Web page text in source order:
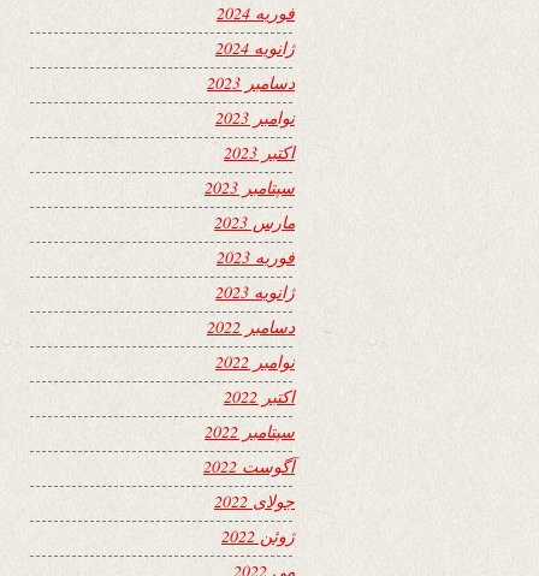
فوریه 2024
ژانویه 2024
دسامبر 2023
نوامبر 2023
اکتبر 2023
سپتامبر 2023
مارس 2023
فوریه 2023
ژانویه 2023
دسامبر 2022
نوامبر 2022
اکتبر 2022
سپتامبر 2022
آگوست 2022
جولای 2022
ژوئن 2022
می 2022